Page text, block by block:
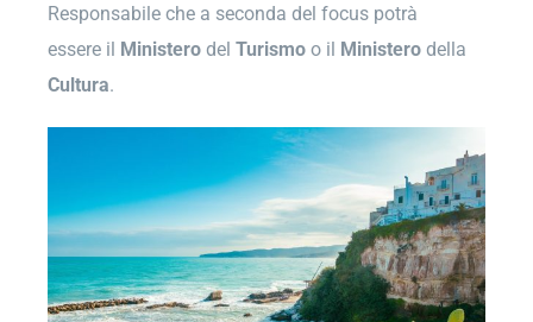
Responsabile che a seconda del focus potrà
essere il Ministerodel Turismoo il Ministerodella
Cultura.